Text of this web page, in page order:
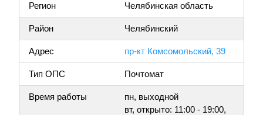
Регион Челябинская область
Район Челябинский
Адрес пр-кт Комсомольский, 39
Тип ОПС Почтомат
Время работы
пн, выходной
вт, открыто: 11:00 - 19:00,